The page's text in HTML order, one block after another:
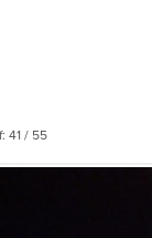
41 / 55